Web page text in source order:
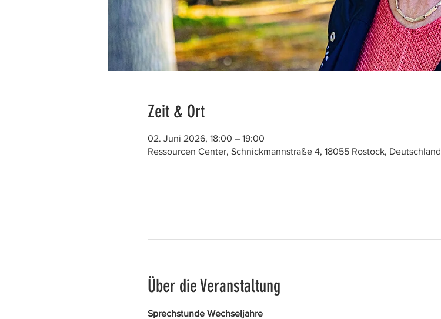
Zeit & Ort
02. Juni 2026, 18:00 – 19:00
Ressourcen Center, Schnickmannstraße 4, 18055 Rostock, Deutschland
Über die Veranstaltung
Sprechstunde Wechseljahre